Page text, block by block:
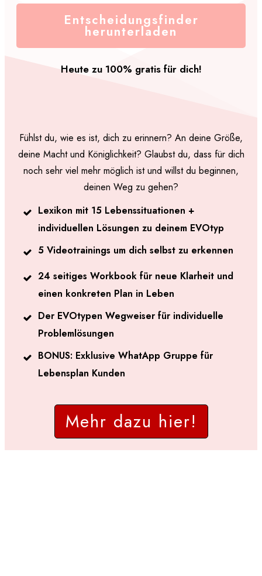
Entscheidungsfinder
herunterladen
Heute zu 100% gratis für dich!
Fühlst du, wie es ist, dich zu erinnern? An deine Größe,
deine Macht und Königlichkeit? Glaubst du, dass für dich
noch sehr viel mehr möglich ist und willst du beginnen,
deinen Weg zu gehen?
Lexikon mit 15 Lebenssituationen +
individuellen Lösungen zu deinem EVOtyp
5 Videotrainings um dich selbst zu erkennen
24 seitiges Workbook für neue Klarheit und
einen konkreten Plan in Leben
Der EVOtypen Wegweiser für individuelle
Problemlösungen
BONUS: Exklusive WhatApp Gruppe für
Lebensplan Kunden
Mehr dazu hier!